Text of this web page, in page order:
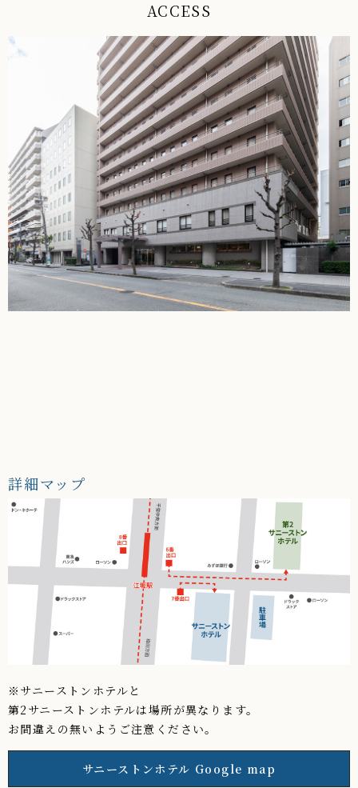
ACCESS
詳細マップ
※サニーストンホテルと
第2サニーストンホテルは場所が異なります。
お間違えの無いようご注意ください。
サニーストンホテル Google map